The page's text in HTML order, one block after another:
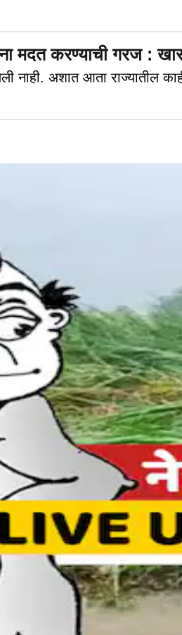
मदत करण्याची गरज :
नाही. अशात आता राज्यातील